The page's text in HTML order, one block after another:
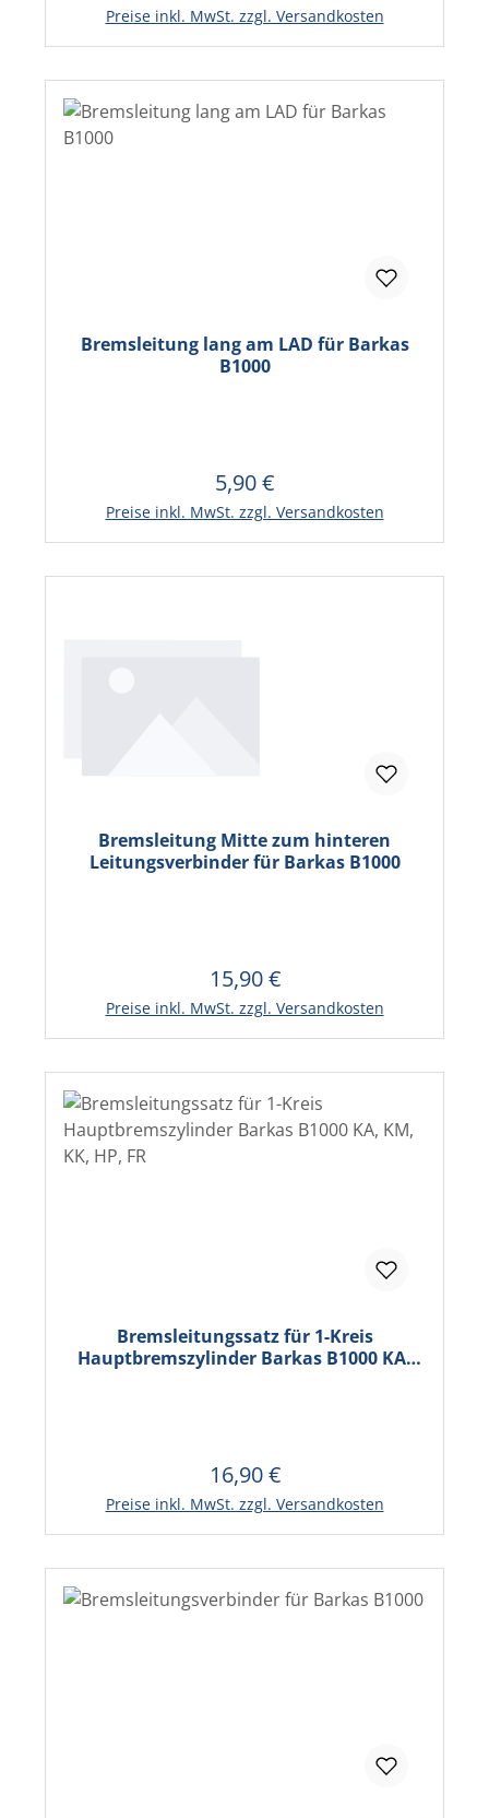
Preise inkl. MwSt. zzgl. Versandkosten
In den Warenkorb
Bremsleitung lang am LAD für Barkas
B1000
Regulärer Preis:
5,90 €
Preise inkl. MwSt. zzgl. Versandkosten
In den Warenkorb
Bremsleitung Mitte zum hinteren
Leitungsverbinder für Barkas B1000
Regulärer Preis:
15,90 €
Preise inkl. MwSt. zzgl. Versandkosten
In den Warenkorb
Bremsleitungssatz für 1-Kreis
Hauptbremszylinder Barkas B1000 KA,
Regulärer Preis:
16,90 €
Preise inkl. MwSt. zzgl. Versandkosten
In den Warenkorb